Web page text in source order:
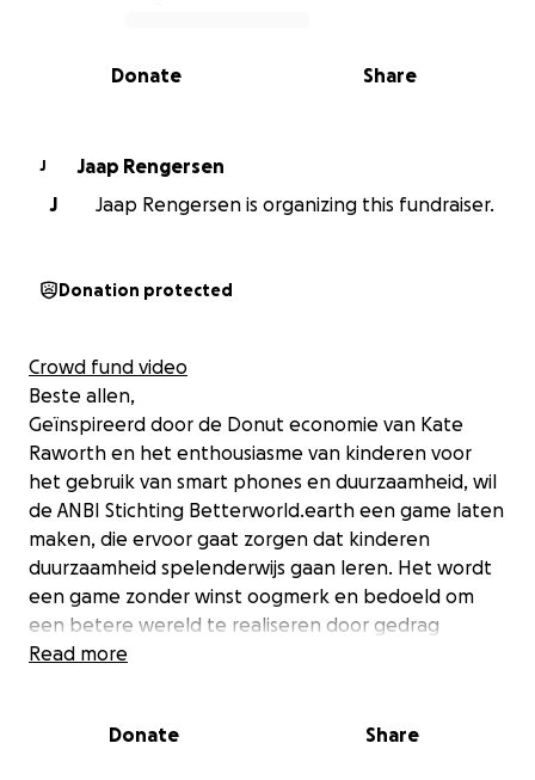
0% complete
Share
Donate
J
Jaap Rengersen
J
Jaap Rengersen is organizing this fundraiser.
Donation protected
Crowd fund video
Beste allen,
Geïnspireerd door de Donut economie van Kate
Raworth en het enthousiasme van kinderen voor
het gebruik van smart phones en duurzaamheid, wil
de ANBI Stichting Betterworld.earth een game laten
maken, die ervoor gaat zorgen dat kinderen
duurzaamheid spelenderwijs gaan leren. Het wordt
een game zonder winst oogmerk en bedoeld om
een betere wereld te realiseren door gedrag
verandering bij jonge mensen: ervoor zorgen dat
Read more
Donate Share